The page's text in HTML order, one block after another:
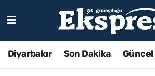
Diyarbakır Son Dakika Güncel